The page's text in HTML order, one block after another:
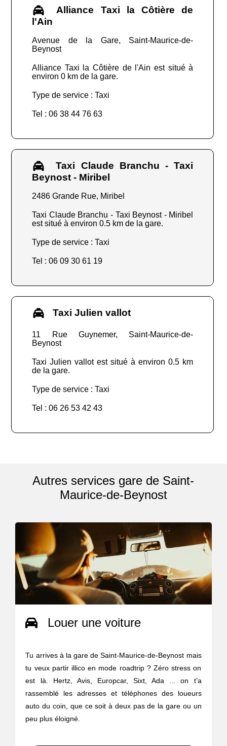
Alliance Taxi la Côtière de
l'Ain
Avenue de la Gare, Saint-Maurice-de-
Beynost
Alliance Taxi la Côtière de l'Ain est situé à
environ 0 km de la gare.
Type de service : Taxi
Tel : 06 38 44 76 63
Taxi Claude Branchu - Taxi
Beynost - Miribel
2486 Grande Rue, Miribel
Taxi Claude Branchu - Taxi Beynost - Miribel
est situé à environ 0.5 km de la gare.
Type de service : Taxi
Tel : 06 09 30 61 19
Taxi Julien vallot
11 Rue Guynemer, Saint-Maurice-de-
Beynost
Taxi Julien vallot est situé à environ 0.5 km
de la gare.
Type de service : Taxi
Tel : 06 26 53 42 43
Autres services gare de Saint-
Maurice-de-Beynost
Louer une voiture
Tu arrives à la gare de Saint-Maurice-de-Beynost mais
tu veux partir illico en mode roadtrip ? Zéro stress on
est là. Hertz, Avis, Europcar, Sixt, Ada ... on t’a
rassemblé les adresses et téléphones des loueurs
auto du coin, que ce soit à deux pas de la gare ou un
peu plus éloigné.